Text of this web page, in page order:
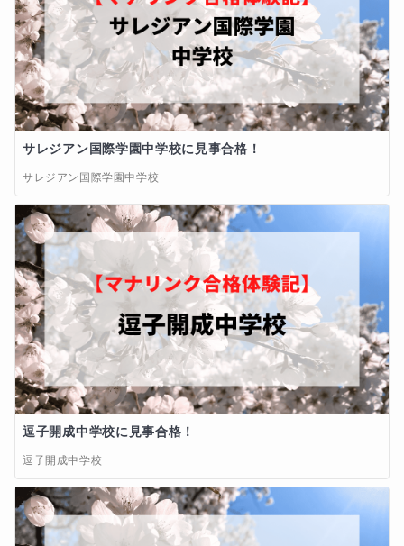
サレジアン国際学園中学校に見事合格！
サレジアン国際学園中学校
逗子開成中学校に見事合格！
逗子開成中学校